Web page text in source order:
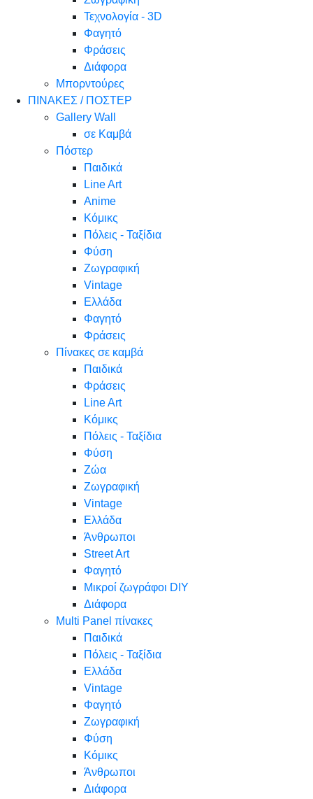
Τεχνολογία - 3D
Φαγητό
Φράσεις
Διάφορα
Μπορντούρες
ΠΙΝΑΚΕΣ / ΠΟΣΤΕΡ
Gallery Wall
σε Καμβά
Πόστερ
Παιδικά
Line Art
Anime
Κόμικς
Πόλεις - Ταξίδια
Φύση
Ζωγραφική
Vintage
Ελλάδα
Φαγητό
Φράσεις
Πίνακες σε καμβά
Παιδικά
Φράσεις
Line Art
Κόμικς
Πόλεις - Ταξίδια
Φύση
Ζώα
Ζωγραφική
Vintage
Ελλάδα
Άνθρωποι
Street Art
Φαγητό
Μικροί ζωγράφοι DIY
Διάφορα
Multi Panel πίνακες
Παιδικά
Πόλεις - Ταξίδια
Ελλάδα
Vintage
Φαγητό
Ζωγραφική
Φύση
Κόμικς
Άνθρωποι
Διάφορα